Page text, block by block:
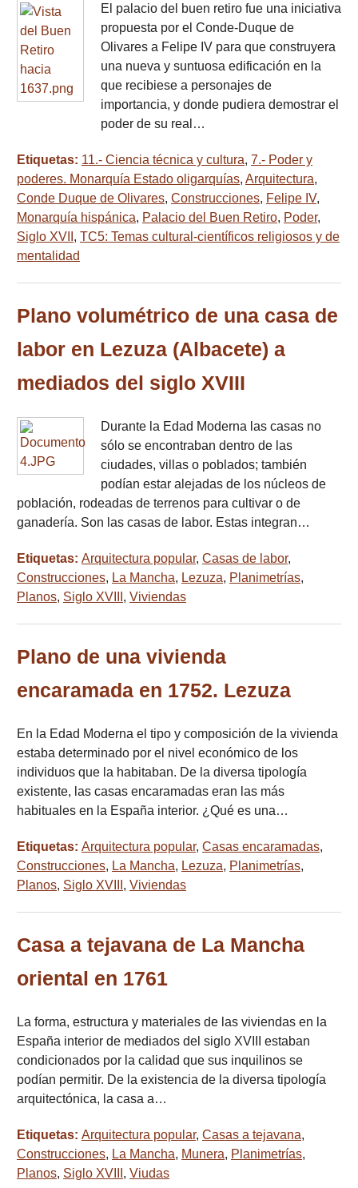
El palacio del buen retiro fue una iniciativa
propuesta por el Conde-Duque de
Olivares a Felipe IV para que construyera
una nueva y suntuosa edificación en la
que recibiese a personajes de
importancia, y donde pudiera demostrar el
poder de su real…
Etiquetas: 11.- Ciencia técnica y cultura, 7.- Poder y
poderes. Monarquía Estado oligarquías, Arquitectura,
Conde Duque de Olivares, Construcciones, Felipe IV,
Monarquía hispánica, Palacio del Buen Retiro, Poder,
Siglo XVII , TC5: Temas cultural-científicos religiosos y de
mentalidad
Plano volumétrico de una casa de
labor en Lezuza (Albacete) a
mediados del siglo XVIII
Durante la Edad Moderna las casas no
sólo se encontraban dentro de las
ciudades, villas o poblados; también
podían estar alejadas de los núcleos de
población, rodeadas de terrenos para cultivar o de
ganadería. Son las casas de labor. Estas integran…
Etiquetas: Arquitectura popular, Casas de labor,
Construcciones, La Mancha, Lezuza, Planimetrías,
Planos, Siglo XVIII , Viviendas
Plano de una vivienda
encaramada en 1752. Lezuza
En la Edad Moderna el tipo y composición de la vivienda
estaba determinado por el nivel económico de los
individuos que la habitaban. De la diversa tipología
existente, las casas encaramadas eran las más
habituales en la España interior. ¿Qué es una…
Etiquetas: Arquitectura popular, Casas encaramadas,
Construcciones, La Mancha, Lezuza, Planimetrías,
Planos, Siglo XVIII , Viviendas
Casa a tejavana de La Mancha
oriental en 1761
La forma, estructura y materiales de las viviendas en la
España interior de mediados del siglo XVIII estaban
condicionados por la calidad que sus inquilinos se
podían permitir. De la existencia de la diversa tipología
arquitectónica, la casa a…
Etiquetas: Arquitectura popular, Casas a tejavana,
Construcciones, La Mancha, Munera, Planimetrías,
Planos, Siglo XVIII , Viudas